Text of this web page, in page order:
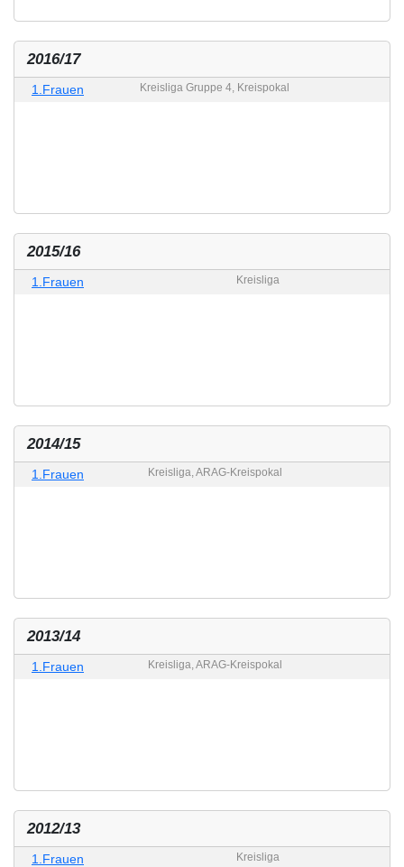
2016/17
1.Frauen Kreisliga Gruppe 4, Kreispokal
2015/16
1.Frauen Kreisliga
2014/15
1.Frauen Kreisliga, ARAG-Kreispokal
2013/14
1.Frauen Kreisliga, ARAG-Kreispokal
2012/13
1.Frauen Kreisliga